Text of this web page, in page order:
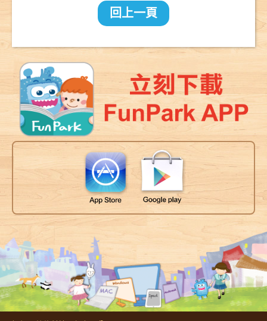
2000公里的
長征
回上一頁